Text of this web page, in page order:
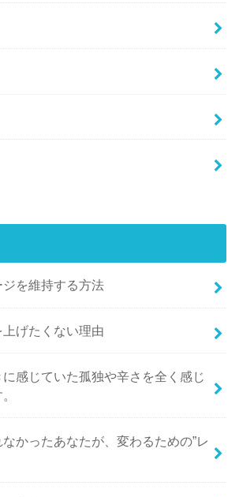
を維持する方法
げたくない理由
に感じていた孤独や辛さを全く感じ
かったあなたが、変わるための”レ